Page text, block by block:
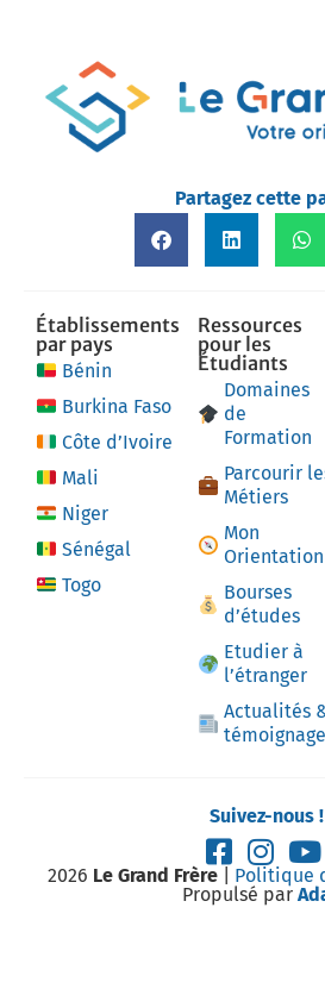
Partagez cette
Établissements
par pays
Bénin
Burkina Faso
Côte d’Ivoire
Mali
Niger
Sénégal
Togo
Ressources
pour les
Étudiants
Domaines
de
Formation
Parcourir
Métiers
Mon
Orientation
Bourses
d’études
Etudier à
l’étranger
Actualités
Suivez-nous !
2026 Le Grand Frère| Politique
Propulsé par